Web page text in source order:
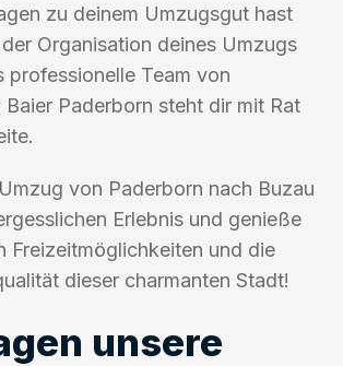
zu deinem Umzugsgut hast
Organisation deines Umzugs
professionelle Team von
Paderborn steht dir mit Rat
von Paderborn nach Buzau
Erlebnis und genieße
Freizeitmöglichkeiten und die
dieser charmanten Stadt!
unsere